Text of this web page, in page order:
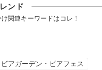
ンド
関連キーワードはコレ！
ビアガーデン・ビアフェス